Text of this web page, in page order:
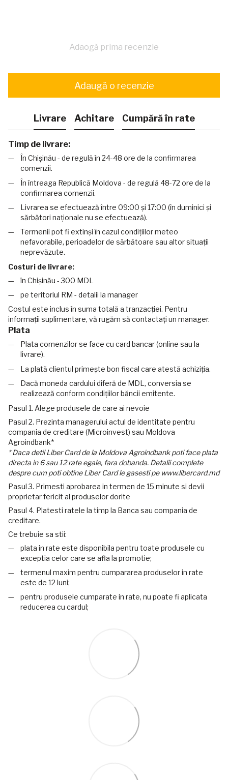
Adaogă prima recenzie
Adaugă o recenzie
Livrare Achitare Cumpără în rate
Timp de livrare:
În Chișinău - de regulă în 24-48 ore de la confirmarea
comenzii.
În întreaga Republică Moldova - de regulă 48-72 ore de la
confirmarea comenzii.
Livrarea se efectuează între 09:00 și 17:00 (în duminici și
sărbători naționale nu se efectuează).
Termenii pot fi extinși în cazul condițiilor meteo
nefavorabile, perioadelor de sărbătoare sau altor situații
neprevăzute.
Costuri de livrare:
în Chișinău - 300 MDL
pe teritoriul RM - detalii la manager
Costul este inclus în suma totală a tranzacției. Pentru
informații suplimentare, vă rugăm să contactați un manager.
Plata
Plata comenzilor se face cu card bancar (online sau la
livrare).
La plată clientul primește bon fiscal care atestă achiziția.
Dacă moneda cardului diferă de MDL, conversia se
realizează conform condițiilor băncii emitente.
Pasul 1. Alege produsele de care ai nevoie
Pasul 2. Prezinta managerului actul de identitate pentru
compania de creditare (Microinvest) sau Moldova
Agroindbank*
* Daca detii Liber Card de la Moldova Agroindbank poti face plata
directa in 6 sau 12 rate egale, fara dobanda. Detalii complete
despre cum poti obtine Liber Card le gasesti pe www.libercard.md
Pasul 3. Primesti aprobarea in termen de 15 minute si devii
proprietar fericit al produselor dorite
Pasul 4. Platesti ratele la timp la Banca sau compania de
creditare.
Ce trebuie sa stii:
plata in rate este disponibila pentru toate produsele cu
exceptia celor care se afla la promotie;
termenul maxim pentru cumpararea produselor in rate
este de 12 luni;
pentru produsele cumparate in rate, nu poate fi aplicata
reducerea cu cardul;